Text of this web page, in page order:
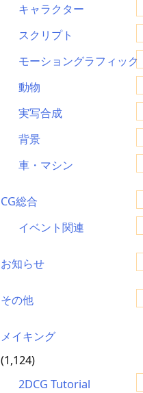
キャラクター
スクリプト
モーショングラフィック
動物
実写合成
背景
車・マシン
CG総合
イベント関連
お知らせ
その他
メイキング
(1,124)
2DCG Tutorial